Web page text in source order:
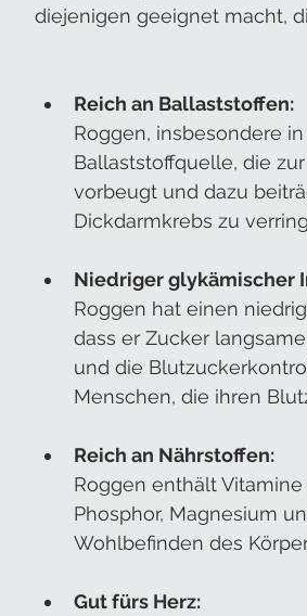
diejenigen geeignet macht,
Reich an Ballaststoffen:
Roggen, insbesondere
Ballaststoffquelle, die
vorbeugt und dazu
Dickdarmkrebs zu
Niedriger glykämischer
Roggen hat einen
dass er Zucker
und die
Menschen, die ihren
Reich an Nährstoffen:
Roggen enthält
Phosphor, Magnesium
Wohlbefinden des
Gut fürs Herz: